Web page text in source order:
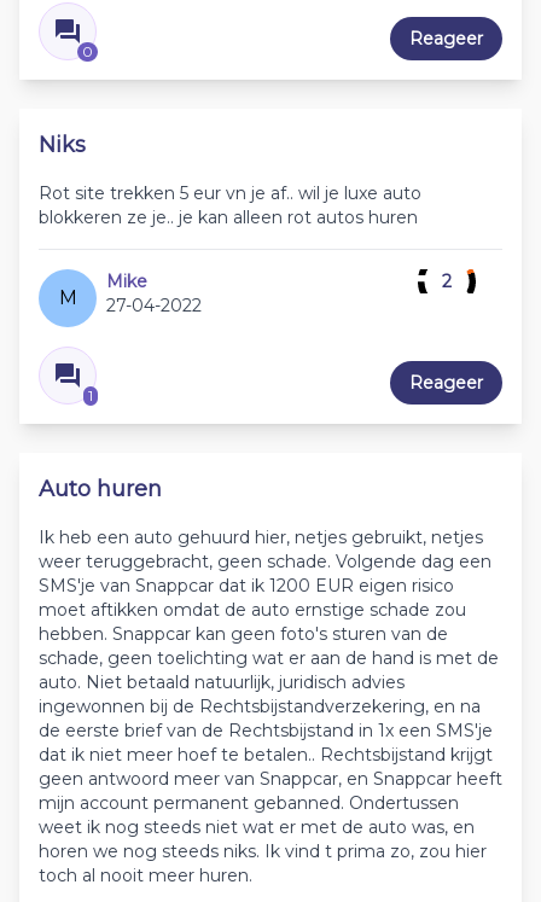
0
Reageer
Niks
Rot site trekken 5 eur vn je af.. wil je luxe auto
blokkeren ze je.. je kan alleen rot autos huren
M
Mike
27-04-2022
1
2
Reageer
Auto huren
Ik heb een auto gehuurd hier, netjes gebruikt, netjes
weer teruggebracht, geen schade. Volgende dag een
SMS'je van Snappcar dat ik 1200 EUR eigen risico
moet aftikken omdat de auto ernstige schade zou
hebben. Snappcar kan geen foto's sturen van de
schade, geen toelichting wat er aan de hand is met de
auto. Niet betaald natuurlijk, juridisch advies
ingewonnen bij de Rechtsbijstandverzekering, en na
de eerste brief van de Rechtsbijstand in 1x een SMS'je
dat ik niet meer hoef te betalen.. Rechtsbijstand krijgt
geen antwoord meer van Snappcar, en Snappcar heeft
mijn account permanent gebanned. Ondertussen
weet ik nog steeds niet wat er met de auto was, en
horen we nog steeds niks. Ik vind t prima zo, zou hier
toch al nooit meer huren.